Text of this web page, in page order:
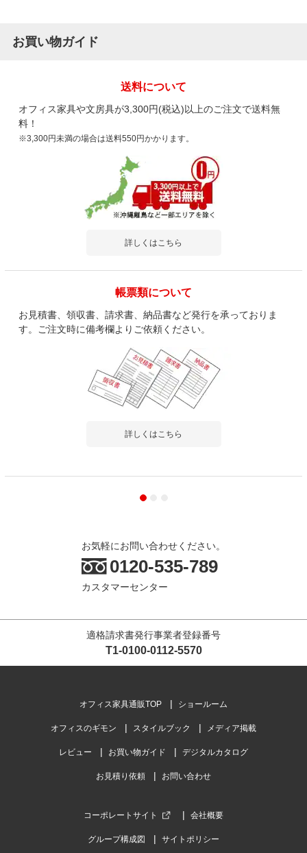
お買い物ガイド
送料について
オフィス家具や文房具が3,300円(税込)以上のご注文で送料無
料！
※3,300円未満の場合は送料550円かかります。
詳しくはこちら
帳票類について
お見積書、領収書、請求書、納品書など発行を承っておりま
す。ご注文時に備考欄よりご依頼ください。
詳しくはこちら
お気軽にお問い合わせください。
0120-535-789
カスタマーセンター
適格請求書発行事業者登録番号
T1-0100-0112-5570
オフィス家具通販TOP ショールーム
オフィスのギモン スタイルブック メディア掲載
レビュー お買い物ガイド デジタルカタログ
お見積り依頼 お問い合わせ
コーポレートサイト 会社概要
グループ構成図 サイトポリシー